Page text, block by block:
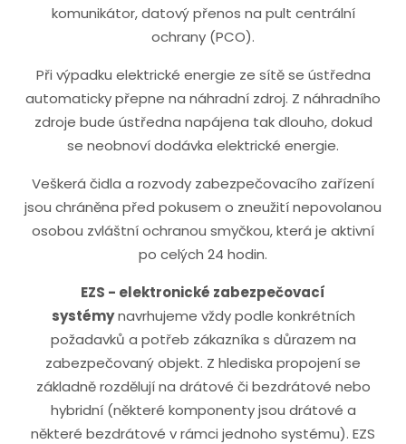
komunikátor, datový přenos na pult centrální
ochrany (PCO).
Při výpadku elektrické energie ze sítě se ústředna
automaticky přepne na náhradní zdroj. Z náhradního
zdroje bude ústředna napájena tak dlouho, dokud
se neobnoví dodávka elektrické energie.
Veškerá čidla a rozvody zabezpečovacího zařízení
jsou chráněna před pokusem o zneužití nepovolanou
osobou zvláštní ochranou smyčkou, která je aktivní
po celých 24 hodin.
EZS - elektronické zabezpečovací
systémynavrhujeme vždy podle konkrétních
požadavků a potřeb zákazníka s důrazem na
zabezpečovaný objekt. Z hlediska propojení se
základně rozdělují na drátové či bezdrátové nebo
hybridní (některé komponenty jsou drátové a
některé bezdrátové v rámci jednoho systému). EZS